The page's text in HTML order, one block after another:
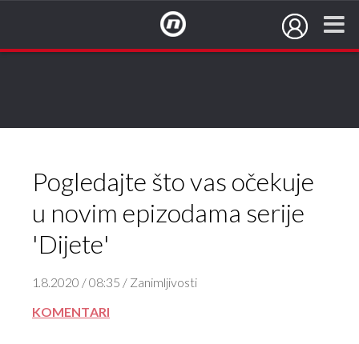
Pogledajte što vas očekuje
u novim epizodama serije
'Dijete'
1.8.2020 / 08:35 / Zanimljivosti
KOMENTARI